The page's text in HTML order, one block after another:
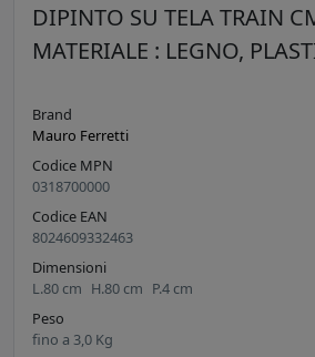
DIPINTO SU TELA TRAIN
MATERIALE : LEGNO,
Brand
Mauro Ferretti
Codice MPN
0318700000
Codice EAN
8024609332463
Dimensioni
L.80 cm H.80 cm P.4 cm
Peso
fino a 3,0 Kg